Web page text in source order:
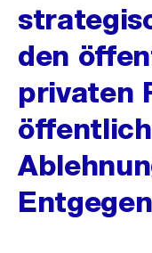
den
privaten